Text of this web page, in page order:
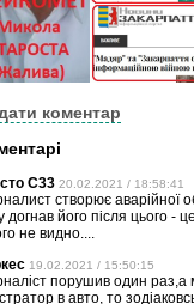
коментар
C33 20.02.2021 / 18:58:41
створює аварійної
догнав його після цього -
не видно....
19.02.2021 / 15:50:15
порушив один раз,а
в авто, то